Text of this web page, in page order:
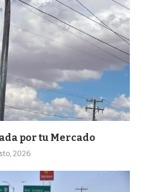
por tu Mercado
2026